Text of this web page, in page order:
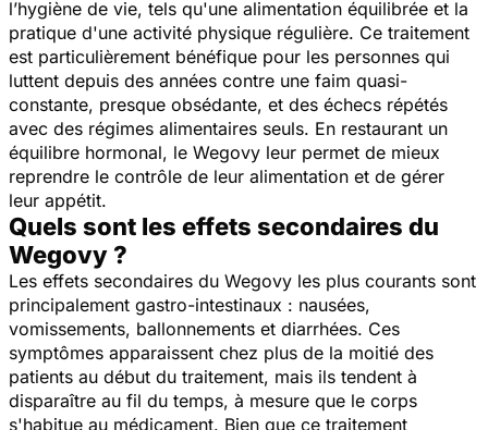
l’hygiène de vie, tels qu'une alimentation équilibrée et la
pratique d'une activité physique régulière. Ce traitement
est particulièrement bénéfique pour les personnes qui
luttent depuis des années contre une faim quasi-
constante, presque obsédante, et des échecs répétés
avec des régimes alimentaires seuls. En restaurant un
équilibre hormonal, le Wegovy leur permet de mieux
reprendre le contrôle de leur alimentation et de gérer
leur appétit.
Quels sont les effets secondaires du
Wegovy ?
Les effets secondaires du Wegovy les plus courants sont
principalement gastro-intestinaux : nausées,
vomissements, ballonnements et diarrhées. Ces
symptômes apparaissent chez plus de la moitié des
patients au début du traitement, mais ils tendent à
disparaître au fil du temps, à mesure que le corps
s'habitue au médicament. Bien que ce traitement